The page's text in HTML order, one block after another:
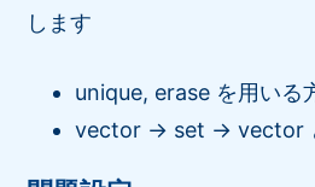
します
unique, erase を用いる
vector -> set -> vector